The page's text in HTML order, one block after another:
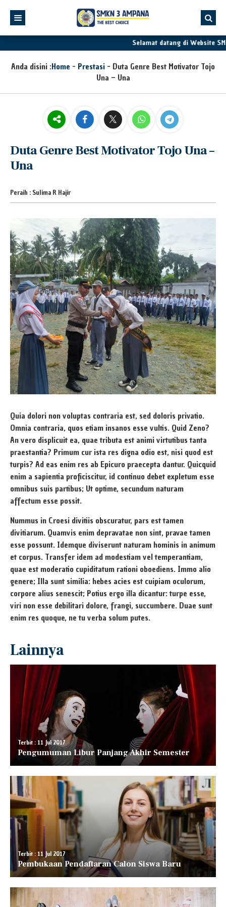
Selamat datang di Website
Anda disini :Home - Prestasi - Duta Genre Best Motivator Tojo
Una – Una
Duta Genre Best Motivator Tojo Una –
Una
Peraih : Sulima R Hajir
Quia dolori non voluptas contraria est, sed doloris privatio.
Omnia contraria, quos etiam insanos esse vultis. Quid Zeno?
An vero displicuit ea, quae tributa est animi virtutibus tanta
praestantia? Primum cur ista res digna odio est, nisi quod est
turpis? Ad eas enim res ab Epicuro praecepta dantur. Quicquid
enim a sapientia proficiscitur, id continuo debet expletum esse
omnibus suis partibus; Ut optime, secundum naturam
affectum esse possit.
Nummus in Croesi divitiis obscuratur, pars est tamen
divitiarum. Quamvis enim depravatae non sint, pravae tamen
esse possunt. Idemque diviserunt naturam hominis in animum
et corpus. Transfer idem ad modestiam vel temperantiam,
quae est moderatio cupiditatum rationi oboediens. Immo alio
genere; Illa sunt similia: hebes acies est cuipiam oculorum,
corpore alius senescit; Potius ergo illa dicantur: turpe esse,
viri non esse debilitari dolore, frangi, succumbere. Duae sunt
enim res quoque, ne tu verba solum putes.
Lainnya
Terbit : 11 Jul 2017
Pengumuman Libur Panjang Akhir Semester
Terbit : 11 Jul 2017
Pembukaan Pendaftaran Calon Siswa Baru